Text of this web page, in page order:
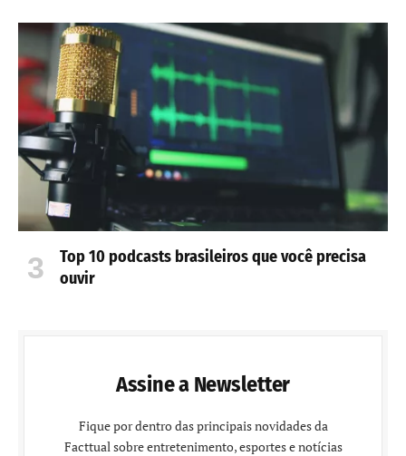
Top 10 podcasts brasileiros que você precisa
ouvir
Assine a Newsletter
Fique por dentro das principais novidades da
Facttual sobre entretenimento, esportes e notícias